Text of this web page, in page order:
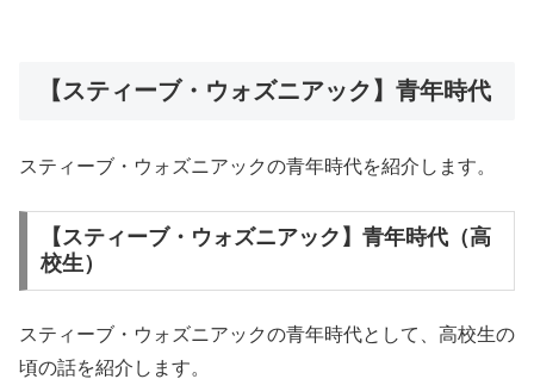
【スティーブ・ウォズニアック】青年時代
スティーブ・ウォズニアックの青年時代を紹介します。
【スティーブ・ウォズニアック】青年時代（高
校生）
スティーブ・ウォズニアックの青年時代として、高校生の
頃の話を紹介します。